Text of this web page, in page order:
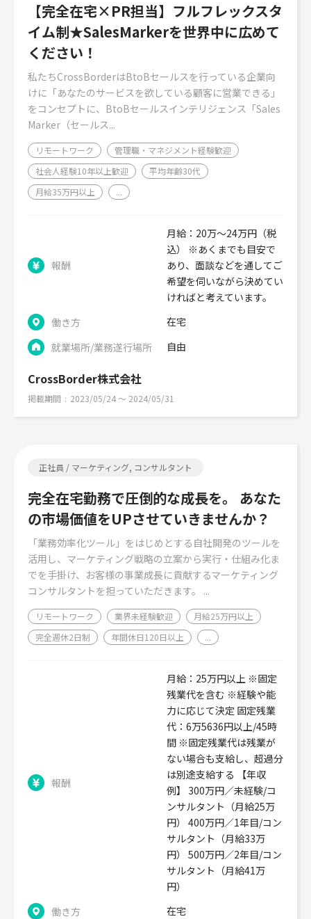
【完全在宅×PR担当】フルフレックスタ
イム制★SalesMarkerを世界中に広めて
ください！
私たちCrossBorderはBtoBセールスを行っている企業向
けに「あなたのサービスを欲している顧客に営業できる」
をコンセプトに、BtoBセールスインテリジェンス「Sales
Marker（セールス...
リモートワーク
管理職・マネジメント経験歓迎
社会人経験10年以上歓迎
平均年齢30代
月給35万円以上
...
報酬
月給：20万〜24万円（税
込） ※あくまでも目安で
あり、面談などを通してご
希望を伺いながら決めてい
ければと考えています。
働き方
在宅
就業場所/業務遂行場所
自由
CrossBorder株式会社
掲載期間 2023/05/24 〜 2024/05/31
正社員 / マーケティング, コンサルタント
完全在宅勤務で圧倒的な成長を。 あなた
の市場価値をUPさせていきませんか？
「業務効率化ツール」をはじめとする自社開発のツールを
活用し、マーケティング戦略の立案から実行・仕組み化ま
でを手掛け、お客様の事業成長に貢献するマーケティング
コンサルタントを担っていただきます。 ...
リモートワーク 業界未経験歓迎
月給25万円以上
完全週休2日制
年間休日120日以上 ...
報酬
月給：25万円以上 ※固定
残業代を含む ※経験や能
力に応じて決定 固定残業
代：6万5636円以上/45時
間 ※固定残業代は残業が
ない場合も支給し、超過分
は別途支給する 【年収
例】 300万円／未経験/コ
ンサルタント（月給25万
円） 400万円／1年目/コン
サルタント（月給33万
円） 500万円／2年目/コン
サルタント（月給41万
円）
働き方
在宅